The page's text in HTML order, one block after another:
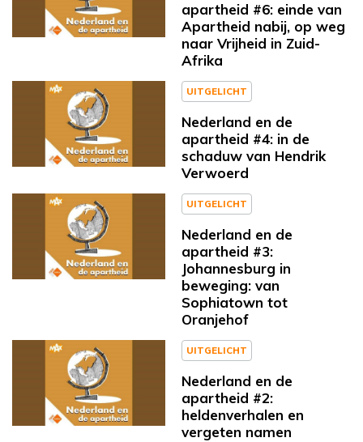
apartheid #6: einde van
Apartheid nabij, op weg
naar Vrijheid in Zuid-
Afrika
UITGELICHT
Nederland en de
apartheid #4: in de
schaduw van Hendrik
Verwoerd
UITGELICHT
Nederland en de
apartheid #3:
Johannesburg in
beweging: van
Sophiatown tot
Oranjehof
UITGELICHT
Nederland en de
apartheid #2:
heldenverhalen en
vergeten namen